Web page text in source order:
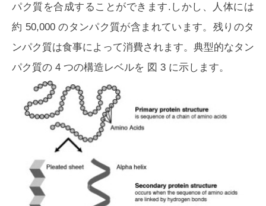
パク質を合成することができます.しかし、人体には
約 50,000 のタンパク質が含まれています。残りのタ
ンパク質は食事によって消費されます。典型的なタン
パク質の 4 つの構造レベルを 図 3 に示します。